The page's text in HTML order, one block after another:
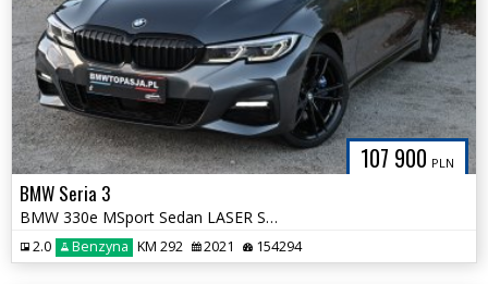
107 900 PLN
BMW Seria 3
BMW 330e MSport Sedan LASER Skóra Aktywny Tempomat Bezwypadkowa Śliczn
2.0 Benzyna KM 292 2021 154294